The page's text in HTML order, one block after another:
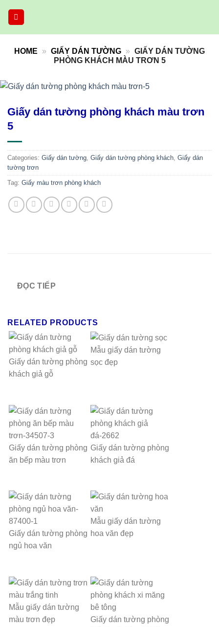
HOME » GIẤY DÁN TƯỜNG » GIẤY DÁN TƯỜNG
PHÒNG KHÁCH MÀU TRƠN 5
Giấy dán tường phòng khách màu trơn
5
Categories: Giấy dán tường, Giấy dán tường phòng khách, Giấy dán
tường trơn
Tag: Giấy màu trơn phòng khách
ĐỌC TIẾP
RELATED PRODUCTS
Giấy dán tường phòng
khách giả gỗ
Mẫu giấy dán tường
sọc đẹp
Giấy dán tường phòng
ăn bếp màu trơn
Giấy dán tường phòng
khách giả đá
Giấy dán tường phòng
ngủ hoa văn
Mẫu giấy dán tường
hoa văn đẹp
Mẫu giấy dán tường
màu trơn đẹp
Giấy dán tường phòng